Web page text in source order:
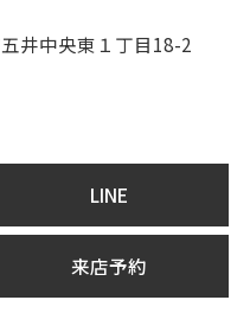
井中央東１丁目18-2
LINE
来店予約